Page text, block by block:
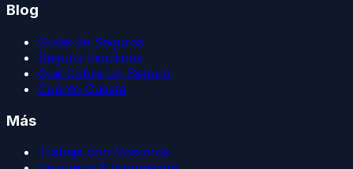
Blog
Guías de Seguros
Seguro Inquilinos
Qué Cubre un Seguro
Cuánto Cuesta
Más
Trabaja con Nosotros